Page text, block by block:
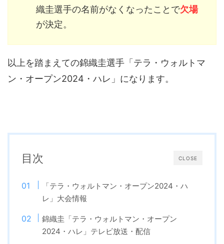
織圭選手の名前がなくなったことで欠場
が決定。
以上を踏まえての錦織圭選手「テラ・ウォルトマ
ン・オープン2024・ハレ」になります。
CLOSE
目次
「テラ・ウォルトマン・オープン2024・ハ
レ」大会情報
錦織圭「テラ・ウォルトマン・オープン
2024・ハレ」テレビ放送・配信